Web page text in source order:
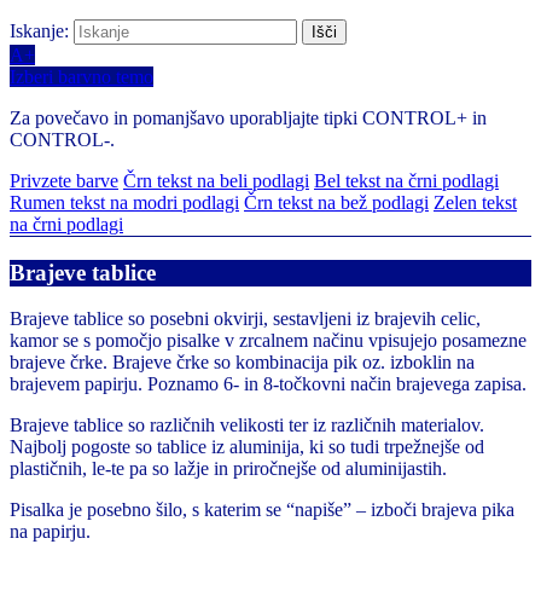
Iskanje:
A+
Izberi barvno temo
Za povečavo in pomanjšavo uporabljajte tipki CONTROL+ in
CONTROL-.
Privzete barve Črn tekst na beli podlagi Bel tekst na črni podlagi
Rumen tekst na modri podlagi Črn tekst na bež podlagi Zelen tekst
na črni podlagi
Brajeve tablice
Brajeve tablice so posebni okvirji, sestavljeni iz brajevih celic,
kamor se s pomočjo pisalke v zrcalnem načinu vpisujejo posamezne
brajeve črke. Brajeve črke so kombinacija pik oz. izboklin na
brajevem papirju. Poznamo 6- in 8-točkovni način brajevega zapisa.
Brajeve tablice so različnih velikosti ter iz različnih materialov.
Najbolj pogoste so tablice iz aluminija, ki so tudi trpežnejše od
plastičnih, le-te pa so lažje in priročnejše od aluminijastih.
Pisalka je posebno šilo, s katerim se “napiše” – izboči brajeva pika
na papirju.